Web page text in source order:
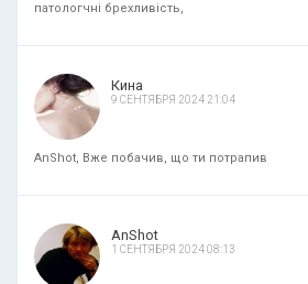
патологчні брехливість,
Кина
9 СЕНТЯБРЯ 2024 21:04
AnShot, Вже побачив, що ти потрапив
AnShot
1 СЕНТЯБРЯ 2024 08:13